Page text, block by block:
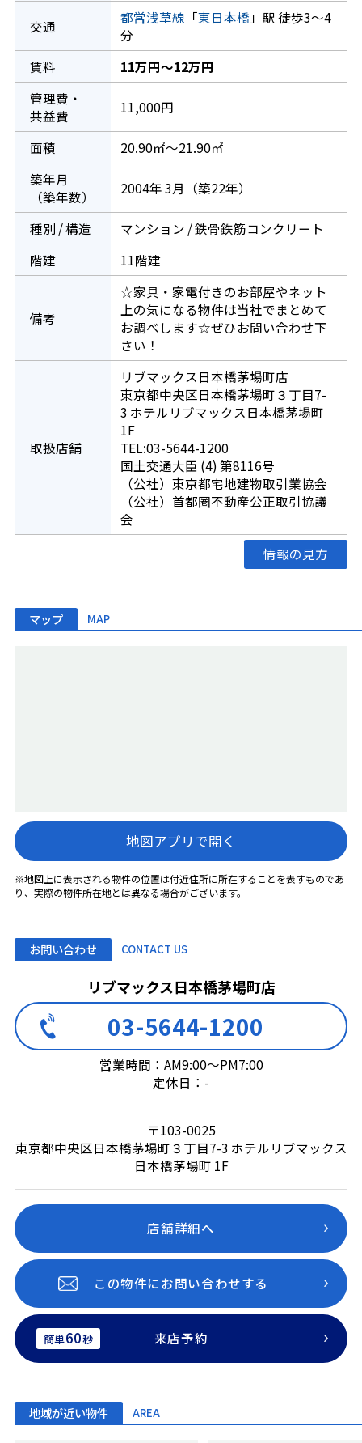
交通 都営浅草線 「東日本橋 」駅 徒歩3～4
分
賃料
11万円～12万円
管理費・
共益費
11,000円
面積
20.90㎡～21.90㎡
築年月
（築年数）
2004年 3月（築22年）
種別 / 構造
マンション / 鉄骨鉄筋コンクリート
階建
11階建
備考
☆家具・家電付きのお部屋やネット
上の気になる物件は当社でまとめて
お調べします☆ぜひお問い合わせ下
さい！
取扱店舗
リブマックス日本橋茅場町店
東京都中央区日本橋茅場町３丁目7-
3 ホテルリブマックス日本橋茅場町
1F
TEL:03-5644-1200
国土交通大臣 (4) 第8116号
（公社）東京都宅地建物取引業協会
（公社）首都圏不動産公正取引協議
会
情報の見方
マップ MAP
地図アプリで開く
※地図上に表示される物件の位置は付近住所に所在することを表すものであ
り、実際の物件所在地とは異なる場合がございます。
お問い合わせ CONTACT US
リブマックス日本橋茅場町店
03-5644-1200
営業時間：AM9:00～PM7:00
定休日：-
〒103-0025
東京都中央区日本橋茅場町３丁目7-3 ホテルリブマックス
日本橋茅場町 1F
店舗詳細へ
この物件にお問い合わせする
簡単60秒 来店予約
地域が近い物件 AREA